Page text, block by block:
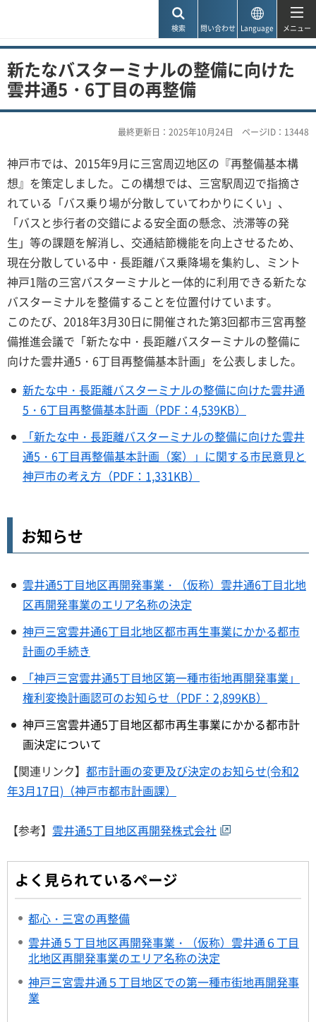
検索 問い合わせ Language メニュー
新たなバスターミナルの整備に向けた
雲井通5・6丁目の再整備
最終更新日：2025年10月24日 ページID：13448
神戸市では、2015年9月に三宮周辺地区の『再整備基本構
想』を策定しました。この構想では、三宮駅周辺で指摘さ
れている「バス乗り場が分散していてわかりにくい」、
「バスと歩行者の交錯による安全面の懸念、渋滞等の発
生」等の課題を解消し、交通結節機能を向上させるため、
現在分散している中・長距離バス乗降場を集約し、ミント
神戸1階の三宮バスターミナルと一体的に利用できる新たな
バスターミナルを整備することを位置付けています。
このたび、2018年3月30日に開催された第3回都市三宮再整
備推進会議で「新たな中・長距離バスターミナルの整備に
向けた雲井通5・6丁目再整備基本計画」を公表しました。
新たな中・長距離バスターミナルの整備に向けた雲井通
5・6丁目再整備基本計画（PDF：4,539KB）
「新たな中・長距離バスターミナルの整備に向けた雲井
通5・6丁目再整備基本計画（案）」に関する市民意見と
神戸市の考え方（PDF：1,331KB）
お知らせ
雲井通5丁目地区再開発事業・（仮称）雲井通6丁目北地
区再開発事業のエリア名称の決定
神戸三宮雲井通6丁目北地区都市再生事業にかかる都市
計画の手続き
「神戸三宮雲井通5丁目地区第一種市街地再開発事業」
権利変換計画認可のお知らせ（PDF：2,899KB）
神戸三宮雲井通5丁目地区都市再生事業にかかる都市計
画決定について
【関連リンク】 都市計画の変更及び決定のお知らせ(令和2
年3月17日)（神戸市都市計画課）
【参考】 雲井通5丁目地区再開発株式会社
よく見られているページ
都心・三宮の再整備
雲井通５丁目地区再開発事業・（仮称）雲井通６丁目
北地区再開発事業のエリア名称の決定
神戸三宮雲井通５丁目地区での第一種市街地再開発事
業